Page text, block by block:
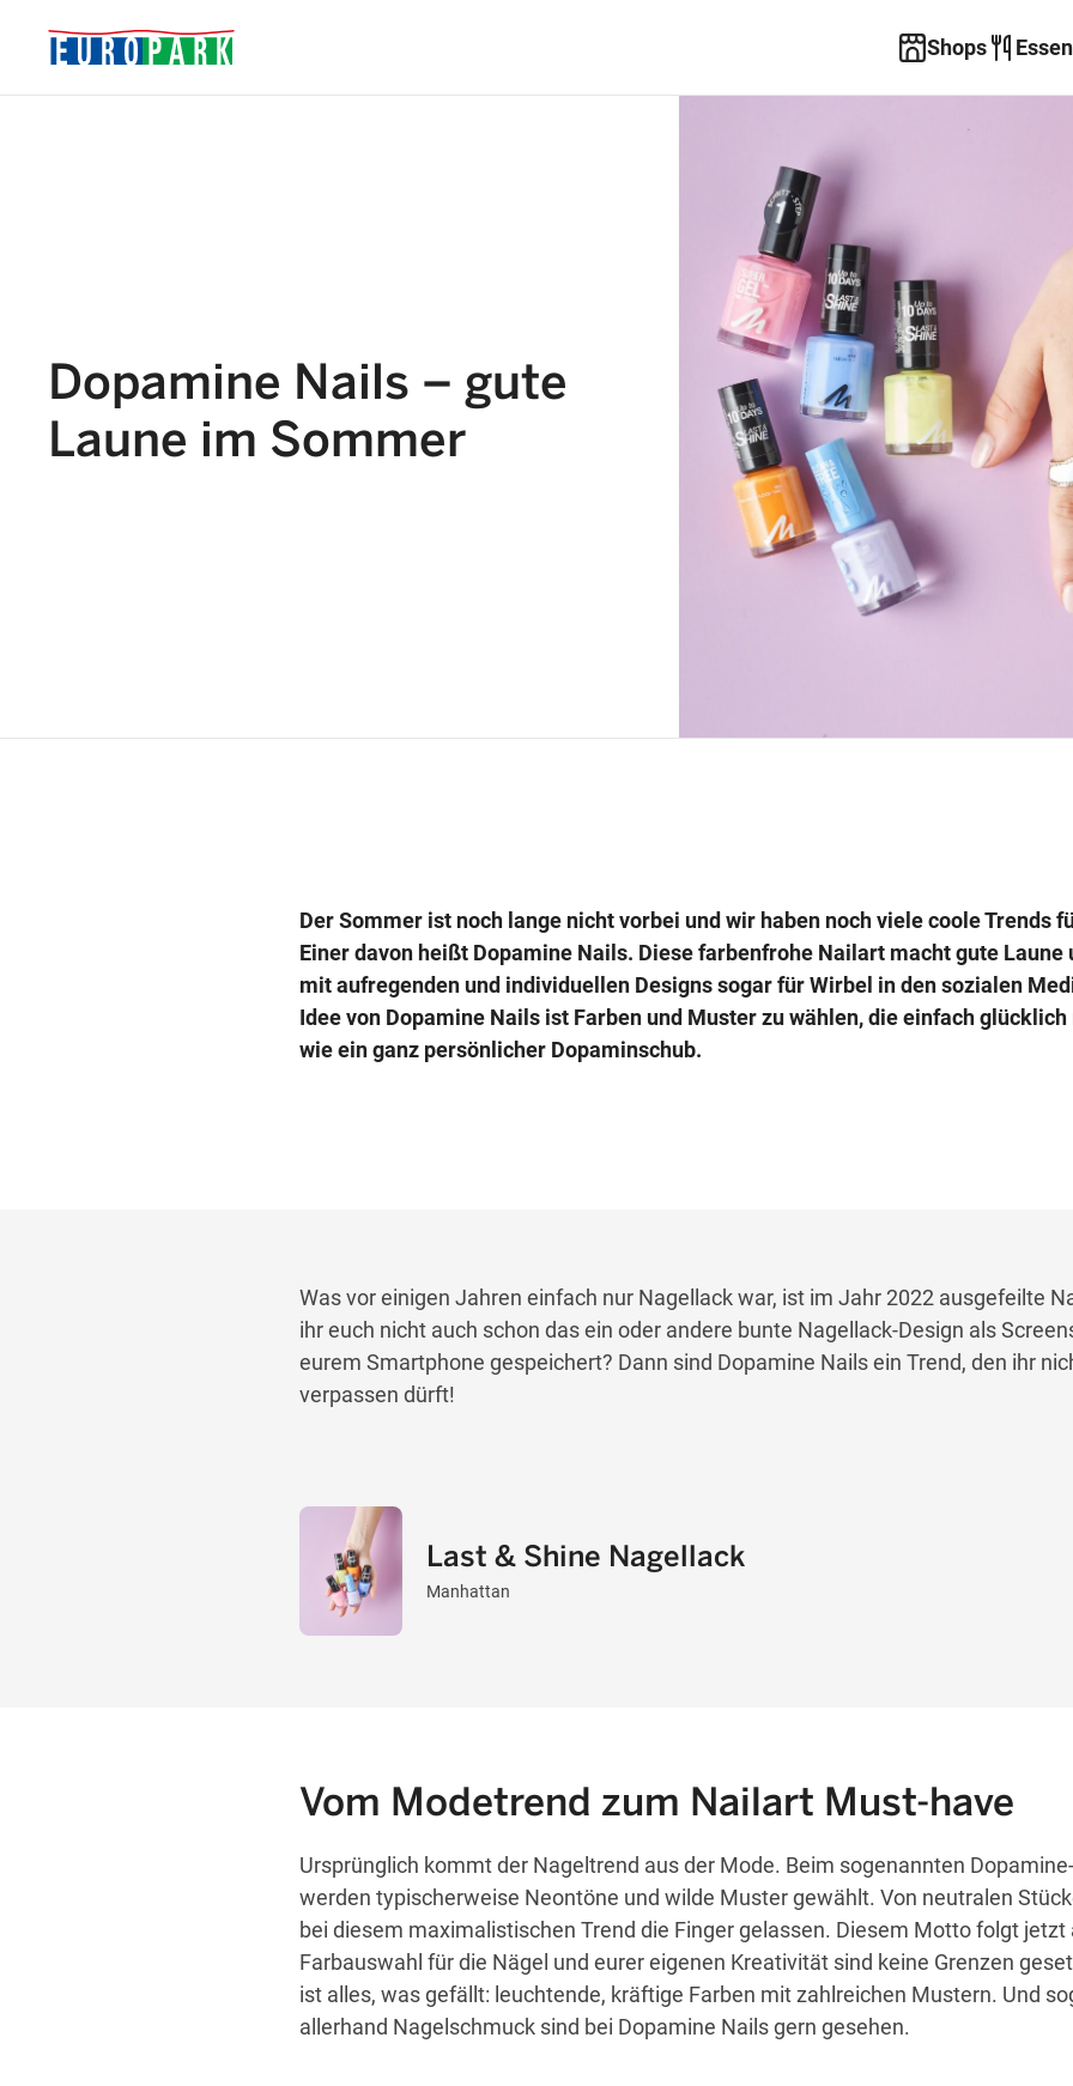
Shops
Dopamine Nails – gute
Laune im Sommer
Der Sommer ist noch lange nicht vorbei und wir haben noch viele coole Trends
Einer davon heißt Dopamine Nails. Diese farbenfrohe Nailart macht gute Laune
mit aufregenden und individuellen Designs sogar für Wirbel in den sozialen
Idee von Dopamine Nails ist Farben und Muster zu wählen, die einfach glücklich
wie ein ganz persönlicher Dopaminschub.
Was vor einigen Jahren einfach nur Nagellack war, ist im Jahr 2022 ausgefeilte
ihr euch nicht auch schon das ein oder andere bunte Nagellack-Design als
eurem Smartphone gespeichert? Dann sind Dopamine Nails ein Trend, den ihr
verpassen dürft!
Last & Shine Nagellack
Manhattan
Vom Modetrend zum Nailart Must-have
Ursprünglich kommt der Nageltrend aus der Mode. Beim sogenannten
werden typischerweise Neontöne und wilde Muster gewählt. Von neutralen
bei diesem maximalistischen Trend die Finger gelassen. Diesem Motto folgt jetzt
Farbauswahl für die Nägel und eurer eigenen Kreativität sind keine Grenzen
ist alles, was gefällt: leuchtende, kräftige Farben mit zahlreichen Mustern. Und
allerhand Nagelschmuck sind bei Dopamine Nails gern gesehen.